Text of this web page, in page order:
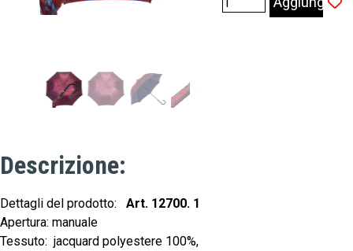
Descrizione:
Dettagli del prodotto: Art. 12700. 1
Apertura: manuale
Tessuto: jacquard polyestere 100%,